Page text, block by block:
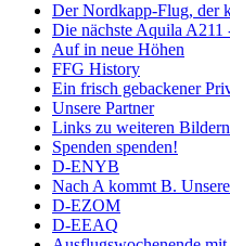
Der Nordkapp-Flug, der
Die nächste Aquila
Auf in neue Höhen
FFG History
Ein frisch gebackener
Unsere Partner
Links zu weiteren
Spenden spenden!
D-ENYB
Nach A kommt B.
D-EZOM
D-EEAQ